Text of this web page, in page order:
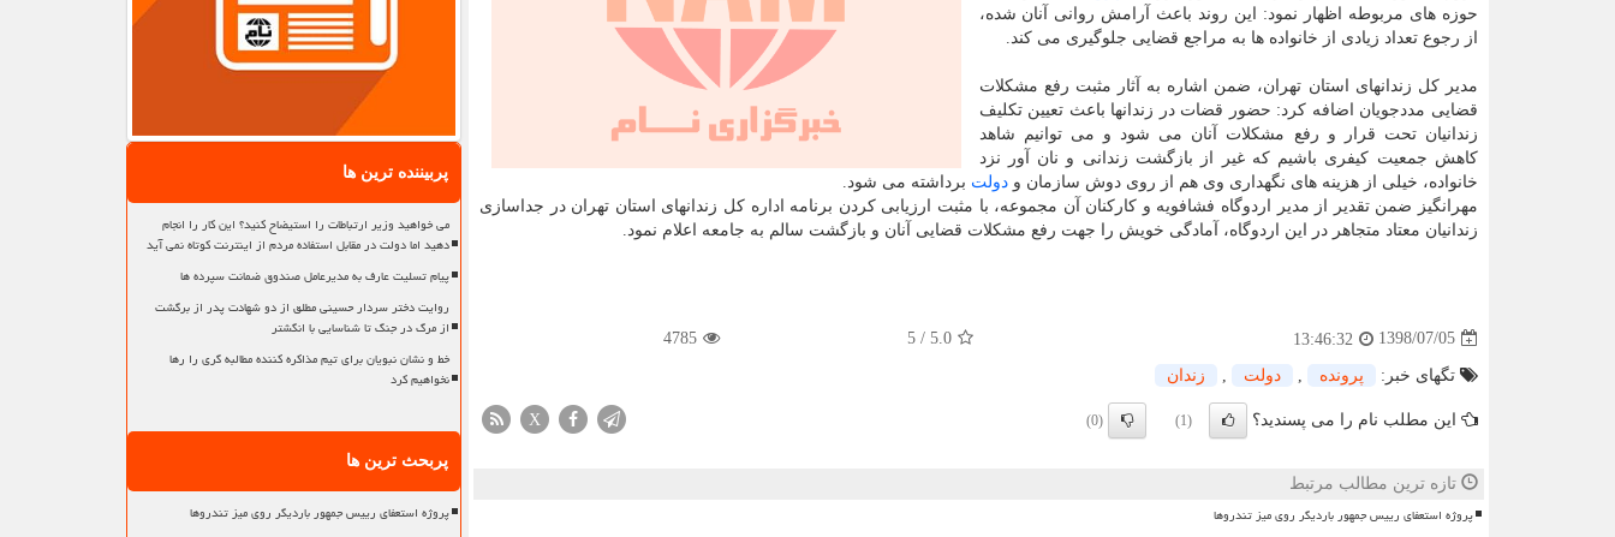
حوزه های مربوطه اظهار نمود: این روند باعث آرامش روانی آنان شده،
از رجوع تعداد زیادی از خانواده ها به مراجع قضایی جلوگیری می كند.
مدیر كل زندانهای استان تهران، ضمن اشاره به آثار مثبت رفع مشكلات
قضایی مددجویان اضافه كرد: حضور قضات در زندانها باعث تعیین تكلیف
زندانیان تحت قرار و رفع مشكلات آنان می شود و می توانیم شاهد
كاهش جمعیت كیفری باشیم كه غیر از بازگشت زندانی و نان آور نزد
خانواده، خیلی از هزینه های نگهداری وی هم از روی دوش سازمان و دولت برداشته می شود.
مهرانگیز ضمن تقدیر از مدیر اردوگاه فشافویه و كاركنان آن مجموعه، با مثبت ارزیابی كردن برنامه اداره كل زندانهای استان تهران در جداسازی
زندانیان معتاد متجاهر در این اردوگاه، آمادگی خویش را جهت رفع مشكلات قضایی آنان و بازگشت سالم به جامعه اعلام نمود.
1398/07/05
13:46:32
5.0
/
5
4785
تگهای خبر: پرونده دولت زندان
این مطلب نام را می پسندید؟ (1)
(0)
X
تازه ترین مطالب مرتبط
پروژه استعفای رییس جمهور باردیگر روی میز تندروها
پربیننده ترین ها
می خواهید وزیر ارتباطات را استیضاح کنید؟ این کار را انجام
دهید اما دولت در مقابل استفاده مردم از اینترنت کوتاه نمی آید
پیام تسلیت عارف به مدیرعامل صندوق ضمانت سپرده ها
روایت دختر سردار حسینی مطلق از دو شهادت پدر از برگشت
از مرگ در جنگ تا شناسایی با انگشتر
خط و نشان نبویان برای تیم مذاکره کننده مطالبه گری را رها
نخواهیم کرد
پربحث ترین ها
پروژه استعفای رییس جمهور باردیگر روی میز تندروها